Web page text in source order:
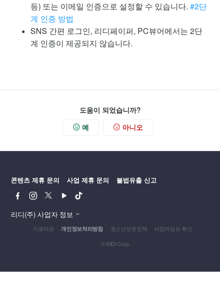
등) 또는 이메일 인증으로 설정할 수 있습니다.#2단
계 인증 방법
SNS 간편 로그인, 리디페이퍼, PC뷰어에서는 2단
계 인증이 제공되지 않습니다.
도움이 되었습니까?
예 아니오
콘텐츠 제휴 문의 사업 제휴 문의 불법유출 신고
페
이
스
북
인
스
타
그
램
터
튜
브
리디(주) 사업자 정보
이용약관 개인정보처리방침 청소년보호정책
사업자정보 확인
© RIDI Corp.